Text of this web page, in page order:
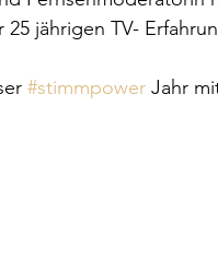
jährigen TV-
#stimmpower Jahr